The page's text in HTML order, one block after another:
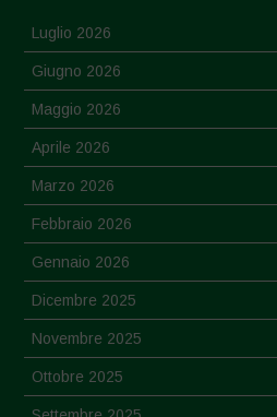
Luglio 2026
Giugno 2026
Maggio 2026
Aprile 2026
Marzo 2026
Febbraio 2026
Gennaio 2026
Dicembre 2025
Novembre 2025
Ottobre 2025